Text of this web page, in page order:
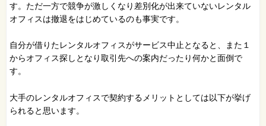
す。ただ一方で競争が激しくなり差別化が出来ていないレンタル
オフィスは撤退をはじめているのも事実です。
自分が借りたレンタルオフィスがサービス中止となると、また１
からオフィス探しとなり取引先への案内だったり何かと面倒で
す。
大手のレンタルオフィスで契約するメリットとしては以下が挙げ
られると思います。